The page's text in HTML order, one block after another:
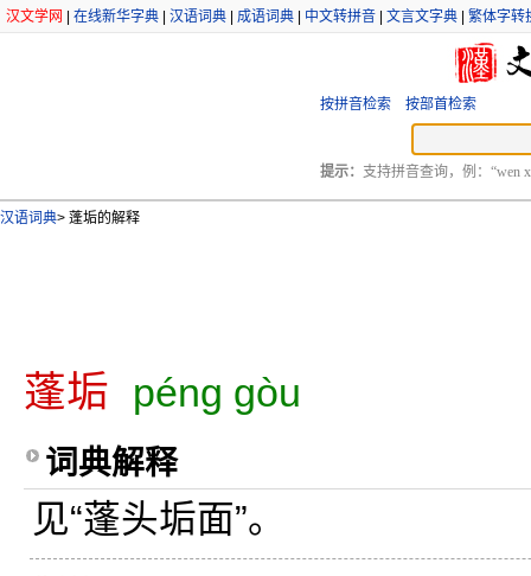
汉文学网 在线新华字典 汉语词典 成语词典 中文转拼音 文言文字典 繁体字转
按拼音检索 按部首检索
提示： 支持拼音查询，例：“wen
汉语词典> 蓬垢的解释
蓬垢 péng gòu
词典解释
见“蓬头垢面”。